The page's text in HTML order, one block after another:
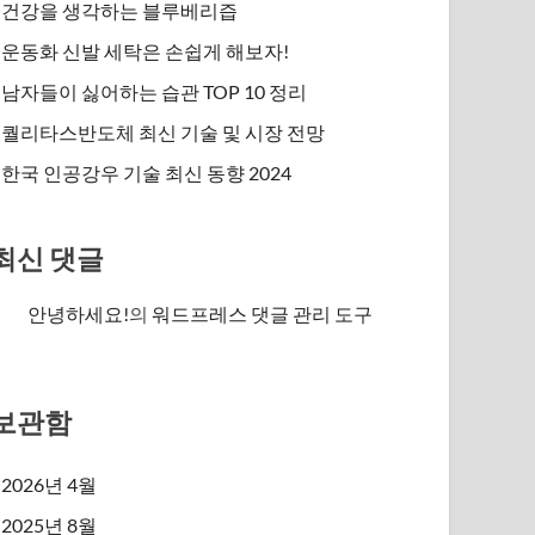
건강을 생각하는 블루베리즙
운동화 신발 세탁은 손쉽게 해보자!
남자들이 싫어하는 습관 TOP 10 정리
퀄리타스반도체 최신 기술 및 시장 전망
한국 인공강우 기술 최신 동향 2024
신 댓글
안녕하세요!의워드프레스 댓글 관리 도구
관함
2026년 4월
2025년 8월